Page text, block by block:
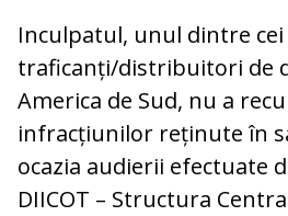
Inculpatul, unul dintre
traficanți/distribuitori de
America de Sud, nu a
infracțiunilor reținute în
ocazia audierii efectuate
DIICOT – Structura